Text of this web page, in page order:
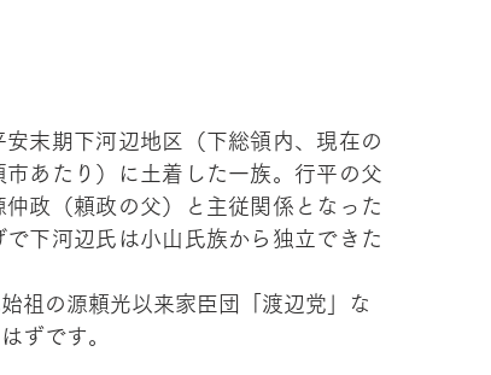
末期下河辺地区（下総領内、現在の
あたり）に土着した一族。行平の父
政（頼政の父）と主従関係となった
下河辺氏は小山氏族から独立できた
祖の源頼光以来家臣団「渡辺党」な
ずです。